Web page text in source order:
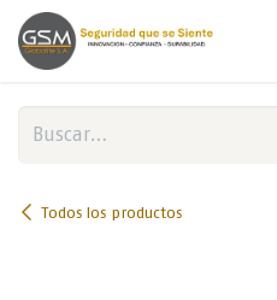
Ir al contenido
Todos los productos